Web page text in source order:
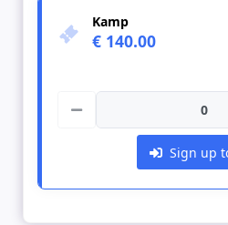
Kamp
€ 140.00
Sign up